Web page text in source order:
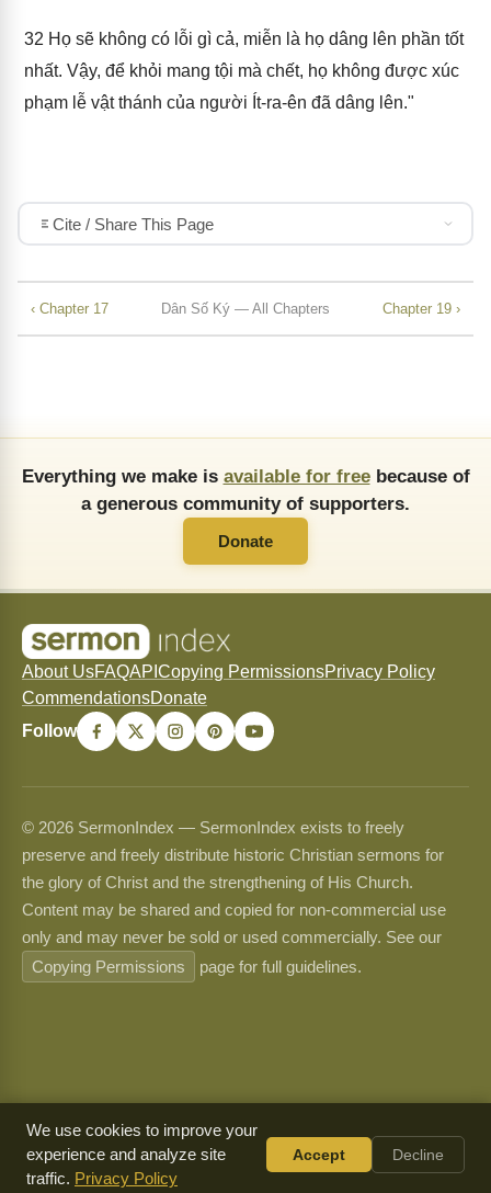
32 Họ sẽ không có lỗi gì cả, miễn là họ dâng lên phần tốt
nhất. Vậy, để khỏi mang tội mà chết, họ không được xúc
phạm lễ vật thánh của người Ít-ra-ên đã dâng lên."
Cite / Share This Page
‹ Chapter 17 Dân Số Ký — All Chapters Chapter 19 ›
Everything we make is available for freebecause of
a generous community of supporters.
Donate
About UsFAQAPI Copying PermissionsPrivacy Policy
CommendationsDonate
Follow
© 2026 SermonIndex — SermonIndex exists to freely
preserve and freely distribute historic Christian sermons for
the glory of Christ and the strengthening of His Church.
Content may be shared and copied for non-commercial use
only and may never be sold or used commercially. See our
Copying Permissions
page for full guidelines.
We use cookies to improve your
experience and analyze site
traffic. Privacy Policy
Accept Decline